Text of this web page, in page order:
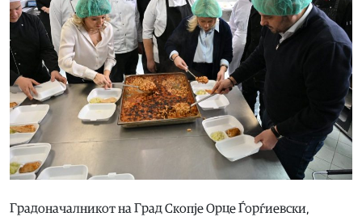
Градоначалникот на Град Скопје Орце Ѓорѓиевски,